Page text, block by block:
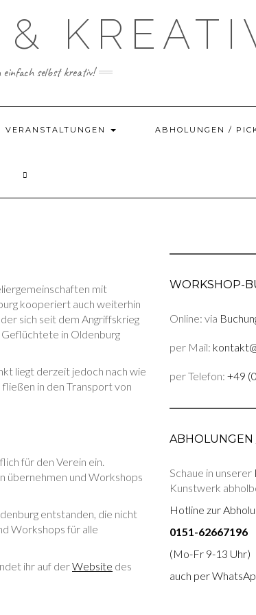
einfach selbst kreativ!
VERANSTALTUNGEN ABHOLUNGEN /
mit
kooperiert auch weiterhin
sich seit dem Angriffskrieg
in Oldenburg
liegt derzeit jedoch nach wie
in den Transport von
für den Verein ein.
übernehmen und Workshops
entstanden, die nicht
Workshops für alle
ihr auf derWebsite des
WORKSHOP-
Online: via
per Mail:
per Telefon: +49
ABHOLUNGEN
Schaue in unserer
Kunstwerk
Hotline zur
0151-62667196
(Mo-Fr 9-13 Uhr)
auch per